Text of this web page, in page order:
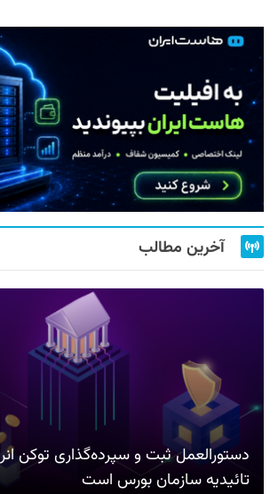
آخرین مطالب
دستورالعمل ثبت و سپرده‌گذاری توکن
تائیدیه سازمان بورس است